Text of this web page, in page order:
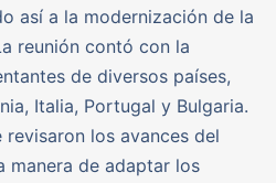
así a la modernización de la
reunión contó con la
de diversos países,
Italia, Portugal y Bulgaria.
los avances del
manera de adaptar los